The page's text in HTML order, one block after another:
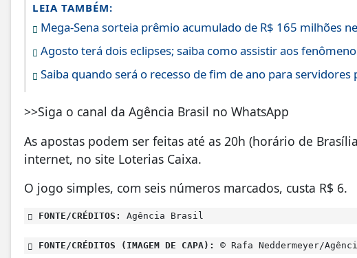
LEIA TAMBÉM:
Mega-Sena sorteia prêmio acumulado de R$ 165 milhões
Agosto terá dois eclipses; saiba como assistir aos
Saiba quando será o recesso de fim de ano para servidores
>>Siga o canal da Agência Brasil no WhatsApp
As apostas podem ser feitas até as 20h (horário de
internet, no site Loterias Caixa.
O jogo simples, com seis números marcados, custa R$ 6.
FONTE/CRÉDITOS: Agência Brasil
FONTE/CRÉDITOS (IMAGEM DE CAPA): © Rafa Neddermeyer/